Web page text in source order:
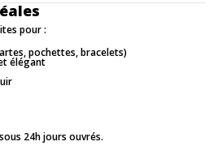
pour :
pochettes, bracelets)
élégant
24h jours ouvrés.